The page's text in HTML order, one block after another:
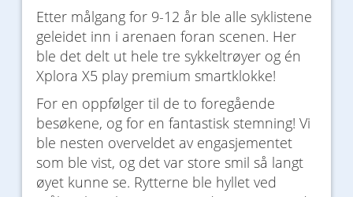
Etter målgang for 9-12 år ble alle syklistene
geleidet inn i arenaen foran scenen. Her
ble det delt ut hele tre sykkeltrøyer og én
Xplora X5 play premium smartklokke!
For en oppfølger til de to foregående
besøkene, og for en fantastisk stemning! Vi
ble nesten overveldet av engasjementet
som ble vist, og det var store smil så langt
øyet kunne se. Rytterne ble hyllet ved